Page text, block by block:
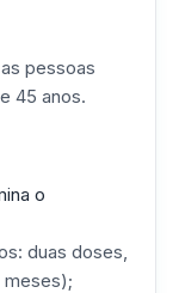
pessoas
45 anos.
o
duas doses,